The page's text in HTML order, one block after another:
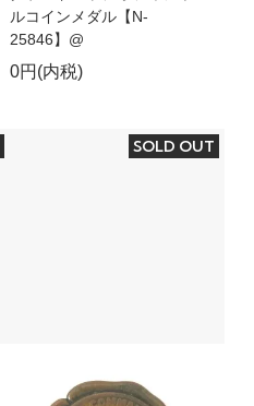
ルコインメダル【N-
25846】@
0円(内税)
SOLD OUT